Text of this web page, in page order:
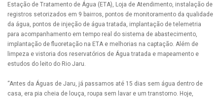
Estação de Tratamento de Água (ETA), Loja de Atendimento, instalação de
registros setorizados em 9 bairros, pontos de monitoramento da qualidade
da água, pontos de injeção de água tratada, implantação de telemetria
para acompanhamento em tempo real do sistema de abastecimento,
implantação de fluoretação na ETA e melhorias na captação. Além de
limpeza e vistoria dos reservatórios de Água tratada e mapeamento e
estudos do leito do Rio Jaru.
“Antes da Águas de Jaru, já passamos até 15 dias sem água dentro de
casa, era pia cheia de louça, roupa sem lavar e um transtorno. Hoje,